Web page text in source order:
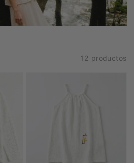
12 productos